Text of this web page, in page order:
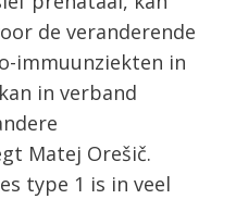
de veranderende
immuunziekten in
in verband
Matej Orešič.
type 1 is in veel